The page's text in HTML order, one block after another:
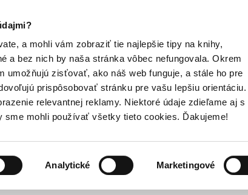
a mohli vám zobraziť tie najlepšie tipy na knihy,
a bez nich by naša stránka vôbec nefungovala. Okrem
umožňujú zisťovať, ako náš web funguje, a stále ho pre
prispôsobovať stránku pre vašu lepšiu orientáciu.
relevantnej reklamy. Niektoré údaje zdieľame aj s
mohli používať všetky tieto cookies. Ďakujeme!
Analytické Marketingové